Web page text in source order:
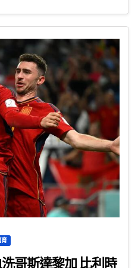
育
洗哥斯達黎加 比利時